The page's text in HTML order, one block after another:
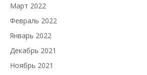
Март 2022
Февраль 2022
Январь 2022
Декабрь 2021
Ноябрь 2021